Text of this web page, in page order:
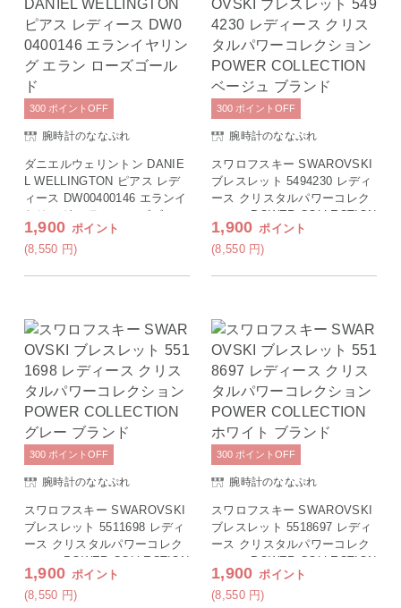
腕時計のななぷれ
ダニエルウェリントン DANIE
L WELLINGTON ピアス レデ
ィース DW00400146 エランイ
ヤリング エラン ローズゴール
ド
1,900 ポイント
(8,550 円)
300 ポイント OFF
腕時計のななぷれ
スワロフスキー SWAROVSKI
ブレスレット 5494230 レディ
ース クリスタルパワーコレク
ション POWER COLLECTION
ベージュ ブランド
1,900 ポイント
(8,550 円)
300 ポイント OFF
腕時計のななぷれ
スワロフスキー SWAROVSKI
ブレスレット 5511698 レディ
ース クリスタルパワーコレク
ション POWER COLLECTION
グレー ブランド
1,900 ポイント
(8,550 円)
300 ポイント OFF
腕時計のななぷれ
スワロフスキー SWAROVSKI
ブレスレット 5518697 レディ
ース クリスタルパワーコレク
ション POWER COLLECTION
ホワイト ブランド
1,900 ポイント
(8,550 円)
300 ポイント OFF